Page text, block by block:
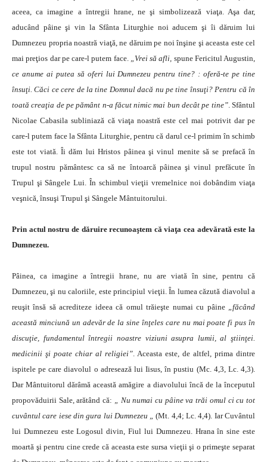
aceea, ca imagine a întregii hrane, ne şi simbolizează viaţa. Aşa dar,
aducând pâine şi vin la Sfânta Liturghie noi aducem şi îi dăruim lui
Dumnezeu propria noastră viaţă, ne dăruim pe noi înşine şi aceasta este cel
mai preţios dar pe care-l putem face. „Vrei să afli, spune Fericitul Augustin,
ce anume ai putea să oferi lui Dumnezeu pentru tine? : oferă-te pe tine
însuţi. Căci ce cere de la tine Domnul dacă nu pe tine însuţi? Pentru că în
toată creaţia de pe pământ n-a făcut nimic mai bun decât pe tine”. Sfântul
Nicolae Cabasila subliniază că viaţa noastră este cel mai potrivit dar pe
care-l putem face la Sfânta Liturghie, pentru că darul ce-l primim în schimb
este tot viată. Îi dăm lui Hristos pâinea şi vinul menite să se prefacă în
trupul nostru pământesc ca să ne întoarcă pâinea şi vinul prefăcute în
Trupul şi Sângele Lui. În schimbul vieţii vremelnice noi dobândim viaţa
veşnică, însuşi Trupul şi Sângele Mântuitorului.
Prin actul nostru de dăruire recunoaştem că viaţa cea adevărată este la
Dumnezeu.
Pâinea, ca imagine a întregii hrane, nu are viată în sine, pentru că
Dumnezeu, şi nu caloriile, este principiul vieţii. În lumea căzută diavolul a
reuşit însă să acrediteze ideea că omul trăieşte numai cu pâine „făcând
această minciună un adevăr de la sine înţeles care nu mai poate fi pus în
discuţie, fundamentul întregii noastre viziuni asupra lumii, al ştiinţei.
medicinii şi poate chiar al religiei”. Aceasta este, de altfel, prima dintre
ispitele pe care diavolul o adresează lui Iisus, în pustiu (Mc. 4,3, Lc. 4,3).
Dar Mântuitorul dărâmă această amăgire a diavolului încă de la începutul
propovăduirii Sale, arătând că: „ Nu numai cu pâine va trăi omul ci cu tot
cuvântul care iese din gura lui Dumnezeu „ (Mt. 4,4; Lc. 4,4). Iar Cuvântul
lui Dumnezeu este Logosul divin, Fiul lui Dumnezeu. Hrana în sine este
moartă şi pentru cine crede că aceasta este sursa vieţii şi o primeşte separat